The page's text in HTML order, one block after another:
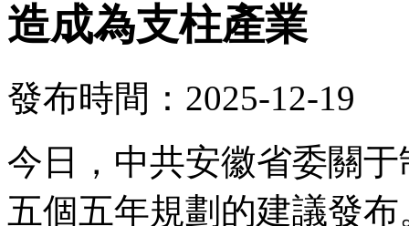
造成為支柱產業
發布時間：2025-12-19
今日，中共安徽省委關
五個五年規劃的建議發布